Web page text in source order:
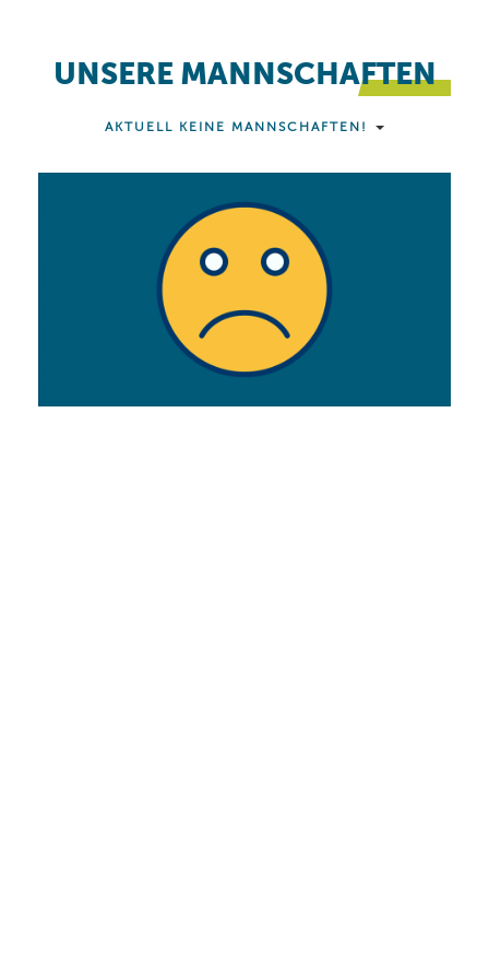
UNSERE MANNSCHAFTEN
AKTUELL KEINE MANNSCHAFTEN!